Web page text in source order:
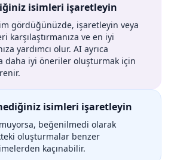
isimleri işaretleyin
gördüğünüzde, işaretleyin veya
karşılaştırmanıza ve en iyi
yardımcı olur. AI ayrıca
daha iyi öneriler oluşturmak için
isimleri işaretleyin
beğenilmedi olarak
oluşturmalar benzer
kaçınabilir.